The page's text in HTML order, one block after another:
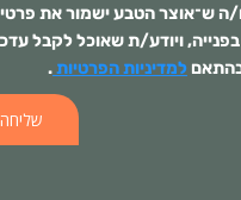
ה ש־אוצר הטבעישמור את
ויודע/ת שאוכל לקבל
בהתאם למדיניות הפרטיות.
שליחה